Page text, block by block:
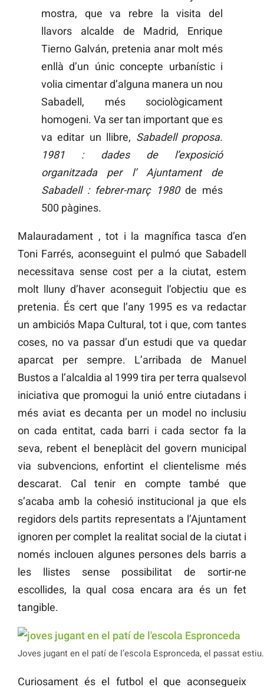
mostra, que va rebre la visita del
llavors alcalde de Madrid, Enrique
Tierno Galván, pretenia anar molt més
enllà d’un únic concepte urbanístic i
volia cimentar d’alguna manera un nou
Sabadell, més sociològicament
homogeni. Va ser tan important que es
va editar un llibre, Sabadell proposa.
1981 : dades de l’exposició
organitzada per l’ Ajuntament de
Sabadell : febrer-març 1980de més
500 pàgines.
Malauradament , tot i la magnífica tasca d’en
Toni Farrés, aconseguint el pulmó que Sabadell
necessitava sense cost per a la ciutat, estem
molt lluny d’haver aconseguit l’objectiu que es
pretenia. És cert que l’any 1995 es va redactar
un ambiciós Mapa Cultural, tot i que, com tantes
coses, no va passar d’un estudi que va quedar
aparcat per sempre. L’arribada de Manuel
Bustos a l’alcaldia al 1999 tira per terra qualsevol
iniciativa que promogui la unió entre ciutadans i
més aviat es decanta per un model no inclusiu
on cada entitat, cada barri i cada sector fa la
seva, rebent el beneplàcit del govern municipal
via subvencions, enfortint el clientelisme més
descarat. Cal tenir en compte també que
s’acaba amb la cohesió institucional ja que els
regidors dels partits representats a l’Ajuntament
ignoren per complet la realitat social de la ciutat i
només inclouen algunes persones dels barris a
les llistes sense possibilitat de sortir-ne
escollides, la qual cosa encara ara és un fet
tangible.
Joves jugant en el patí de l’escola Espronceda, el passat estiu.
Curiosament és el futbol el que aconsegueix